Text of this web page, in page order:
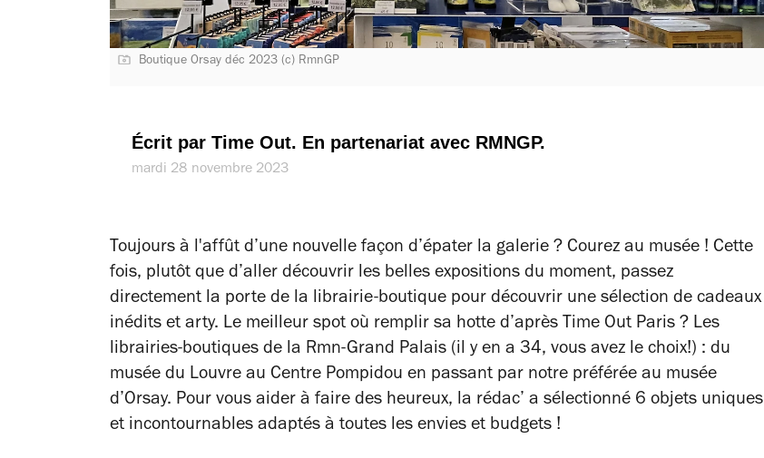
Boutique Orsay déc 2023 (c) RmnGP
Écrit par Time Out. En partenariat avec RMNGP.
mardi 28 novembre 2023
Toujours à l'affût d’une nouvelle façon d’épater la galerie ? Courez au musée ! Cette
fois, plutôt que d’aller découvrir les belles expositions du moment, passez
directement la porte de la librairie-boutique pour découvrir une sélection de cadeaux
inédits et arty. Le meilleur spot où remplir sa hotte d’après Time Out Paris ? Les
librairies-boutiques de la Rmn-Grand Palais (il y en a 34, vous avez le choix!) : du
musée du Louvre au Centre Pompidou en passant par notre préférée au musée
d’Orsay. Pour vous aider à faire des heureux, la rédac’ a sélectionné 6 objets uniques
et incontournables adaptés à toutes les envies et budgets !